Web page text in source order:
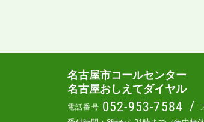
名古屋市コールセンター
名古屋おしえてダイヤル
電話番号 052-953-7584 /